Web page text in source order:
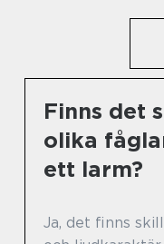
Finns det
olika
ett larm?
Ja, det finns